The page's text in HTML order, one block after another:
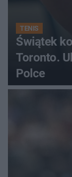
TENIS
Świątek
Toronto.
Polce